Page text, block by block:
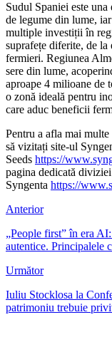
Sudul Spaniei este
de legume din lume,
multiple investiții în
suprafețe diferite, de
fermieri. Regiunea
sere din lume,
aproape 4 milioane de
o zonă ideală pentru
care aduc beneficii
Pentru a afla mai multe
să vizitați site-ul
Seeds https://
pagina dedicată
Syngenta https://
Anterior
„People first” în era
autentice. Principalele
Următor
Iuliu Stocklosa la
patrimoniu trebuie